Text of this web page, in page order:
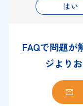
はい
FAQで問題が
ジより